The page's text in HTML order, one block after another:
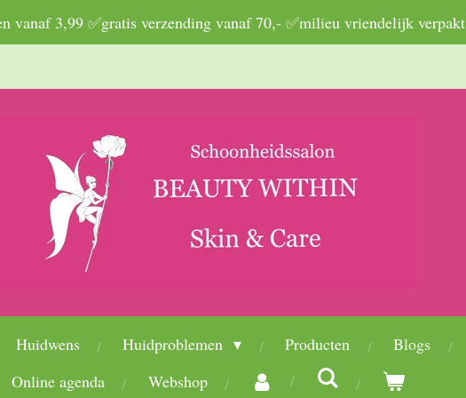
vanaf 3,99 ✅gratis verzending vanaf 70,- ✅milieu vriendelijk verpakt
Huidwens Huidproblemen Producten Blogs
Online agenda
Webshop